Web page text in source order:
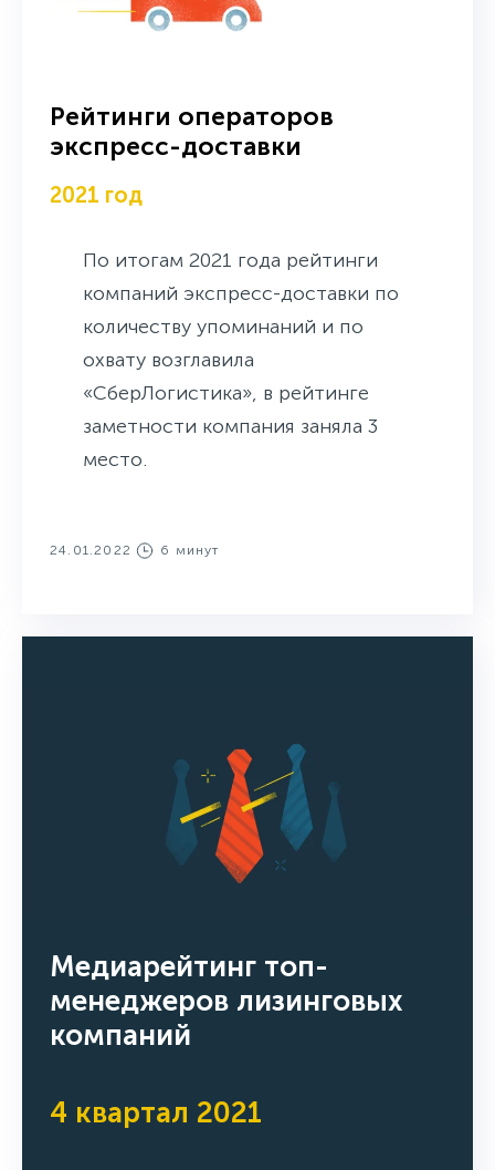
Рейтинги операторов
экспресс-доставки
2021 год
По итогам 2021 года рейтинги
компаний экспресс-доставки по
количеству упоминаний и по
охвату возглавила
«СберЛогистика», в рейтинге
заметности компания заняла 3
место.
24.01.2022 6 минут
Медиарейтинг топ-
менеджеров лизинговых
компаний
4 квартал 2021